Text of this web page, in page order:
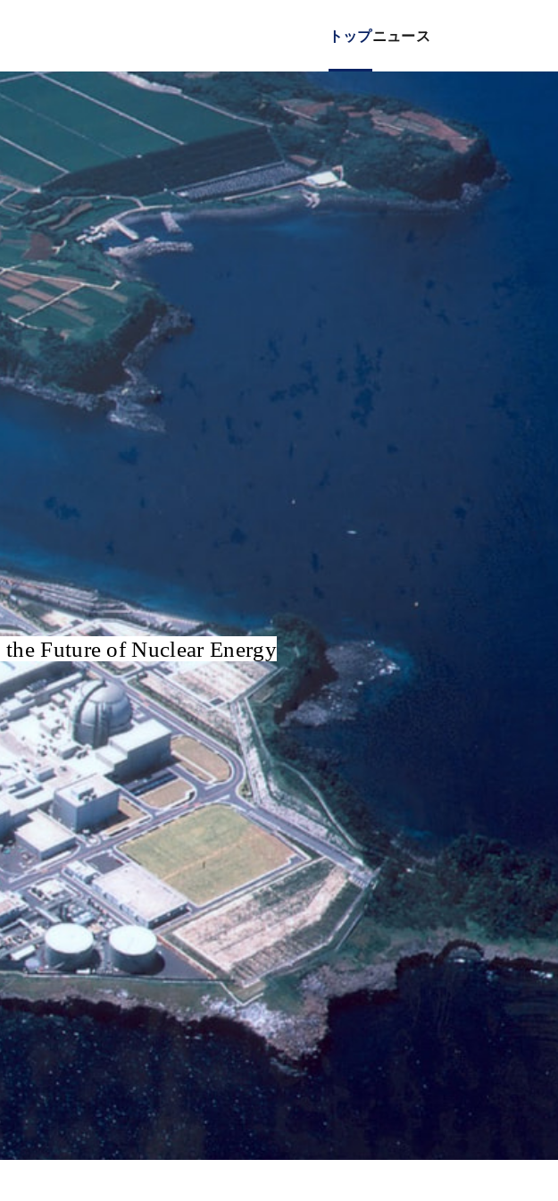
トップニュース
Future of Nuclear Energy